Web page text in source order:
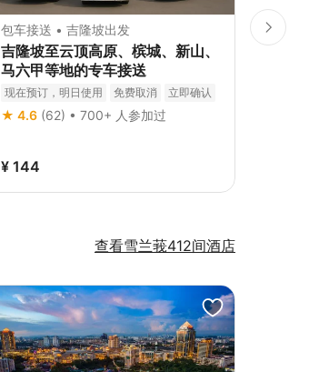
包车接送 • 吉隆坡出发
吉隆坡至云顶高原、槟城、新山、
马六甲等地的专车接送
现在预订，明日使用 免费取消 立即确认
★ 4.6 (62) • 700+ 人参加过
¥ 144
租车 •
查看雪兰莪412间酒店